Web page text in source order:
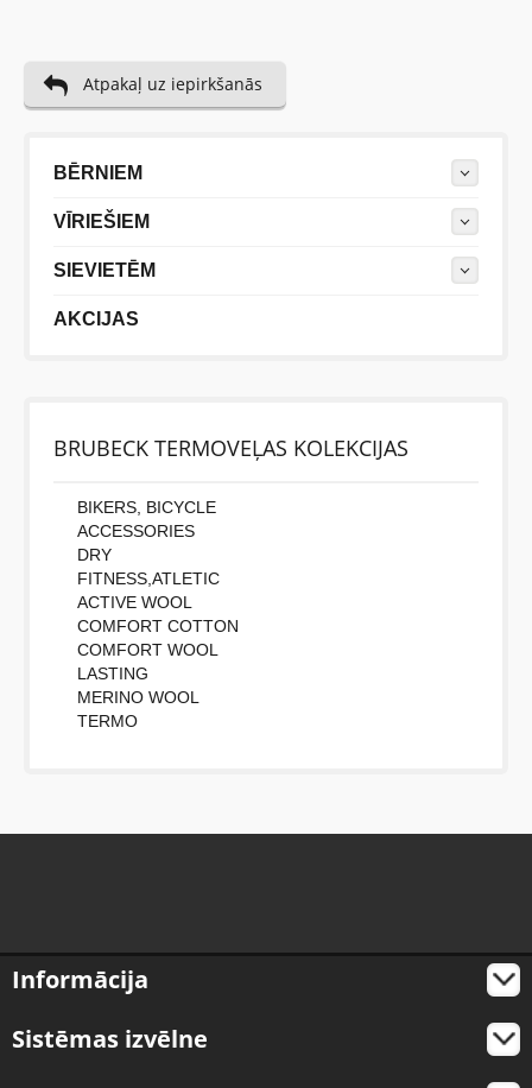
Atpakaļ uz iepirkšanās
BĒRNIEM
VĪRIEŠIEM
SIEVIETĒM
AKCIJAS
BRUBECK TERMOVEĻAS KOLEKCIJAS
BIKERS, BICYCLE
ACCESSORIES
DRY
FITNESS,ATLETIC
ACTIVE WOOL
COMFORT COTTON
COMFORT WOOL
LASTING
MERINO WOOL
TERMO
Informācija
Sistēmas izvēlne